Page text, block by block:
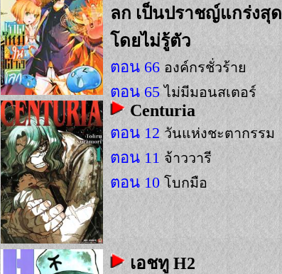
ลก เป็นปราชญ์แกร่งสุด
โดยไม่รู้ตัว
ตอน 66 องค์กรชั่วร้าย
ตอน 65 ไม่มีมอนสเตอร์
ตอน 64 เข้าแคมป์ในน้ำวนที่ 2
Centuria
ตอน 12 วันแห่งชะตากรรม
ตอน 11 จ้าววารี
ตอน 10 โบกมือ
เอชทู H2